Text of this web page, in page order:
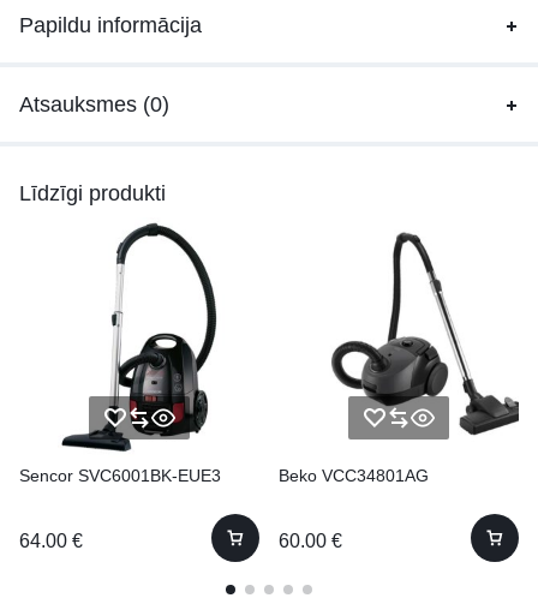
Papildu informācija
Atsauksmes (0)
Līdzīgi produkti
Sencor SVC6001BK-EUE3
64.00 €
Beko VCC34801AG
60.00 €